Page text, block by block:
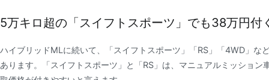
5万キロ超の「スイフトスポーツ」でも38万円付
ハイブリッドMLに続いて、「スイフトスポーツ」「RS」「4WD」な
あります。「スイフトスポーツ」と「RS」は、マニュアルミッション